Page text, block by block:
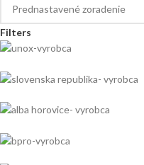
Filters